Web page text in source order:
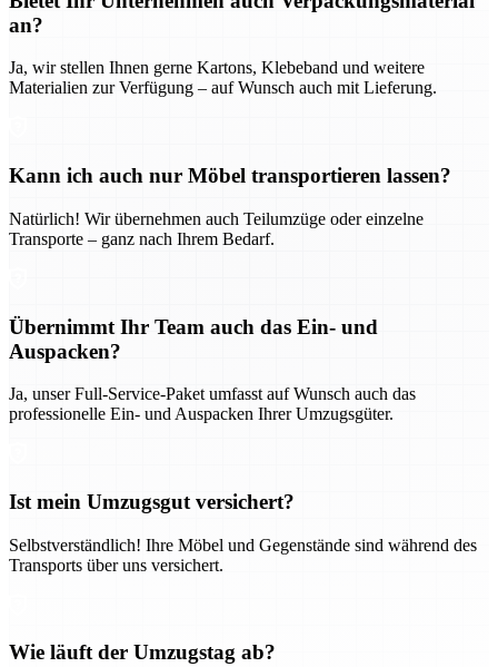
an?
Ja, wir stellen Ihnen gerne Kartons, Klebeband und weitere
Materialien zur Verfügung – auf Wunsch auch mit Lieferung.
Kann ich auch nur Möbel transportieren lassen?
Natürlich! Wir übernehmen auch Teilumzüge oder einzelne
Transporte – ganz nach Ihrem Bedarf.
Übernimmt Ihr Team auch das Ein- und
Auspacken?
Ja, unser Full-Service-Paket umfasst auf Wunsch auch das
professionelle Ein- und Auspacken Ihrer Umzugsgüter.
Ist mein Umzugsgut versichert?
Selbstverständlich! Ihre Möbel und Gegenstände sind während des
Transports über uns versichert.
Wie läuft der Umzugstag ab?